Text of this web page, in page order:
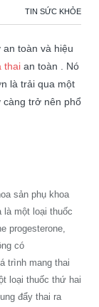
TIN SỨC KHỎE
toàn và hiệu
thai an toàn . Nó
là trải qua một
càng trở nên phổ
sản phụ khoa
là một loại thuốc
progesterone,
có
trình mang thai
loại thuốc thứ hai
đẩy thai ra